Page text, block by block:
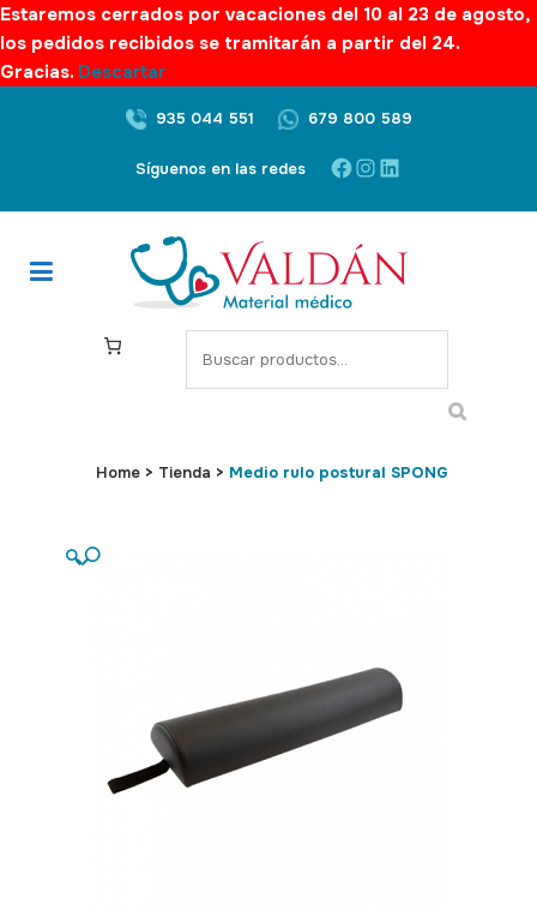
Estaremos cerrados por vacaciones del 10 al 23 de agosto,
los pedidos recibidos se tramitarán a partir del 24.
Gracias. Descartar
935 044 551 679 800 589
Síguenos en las redes Facebook
Instagram
LinkedIn
S
e
Home > Tienda > Medio rulo postural SPONG
🔍